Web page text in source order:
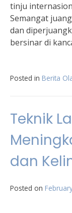
tinju
Semangat
dan
bersinar di
Posted in Berita
Teknik
dan
Posted on